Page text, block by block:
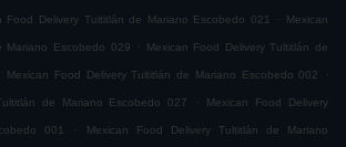
Food Delivery Tultitlán de Mariano Escobedo 021 . Mexican
Mariano Escobedo 029 . Mexican Food Delivery Tultitlán de
Mexican Food Delivery Tultitlán de Mariano Escobedo 002 .
de Mariano Escobedo 027 . Mexican Food Delivery
001 . Mexican Food Delivery Tultitlán de Mariano